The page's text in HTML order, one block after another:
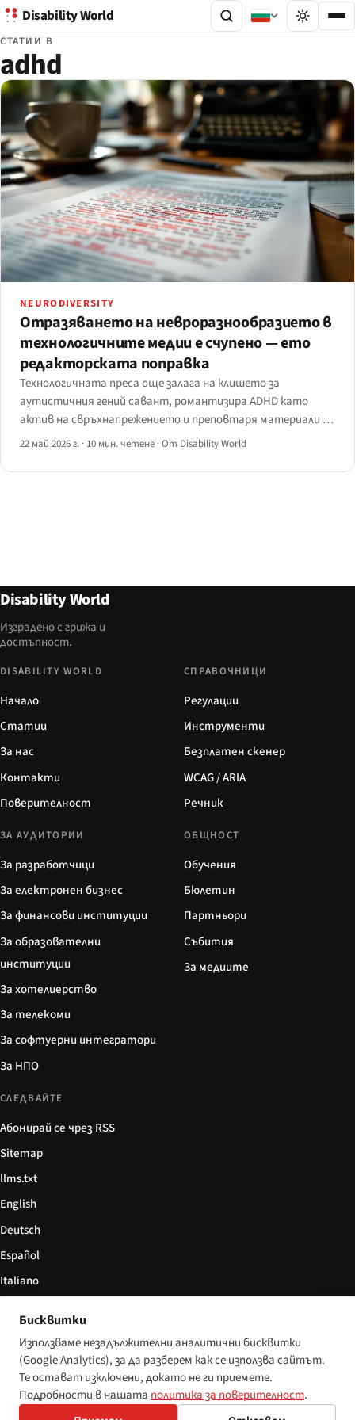
Disability World
СТАТИИ В
adhd
NEURODIVERSITY
Отразяването на невроразнообразието в
технологичните медии е счупено — ето
редакторската поправка
Технологичната преса още залага на клишето за
аутистичния гений савант, романтизира ADHD като
актив на свръхнапрежението и преповтаря материали за
„шрифтове за дислексия“, които изследванията едва ли
Редакторски контролен списък за 2026 г.
22 май 2026 г. · 10 мин. четене ·От Disability World
Disability World
Изградено с грижа и
достъпност.
DISABILITY WORLD
Начало
Статии
За нас
Контакти
Поверителност
СПРАВОЧНИЦИ
Регулации
Инструменти
Безплатен скенер
WCAG / ARIA
Речник
ЗА АУДИТОРИИ
За разработчици
За електронен бизнес
За финансови институции
За образователни
институции
За хотелиерство
За телекоми
За софтуерни интегратори
За НПО
ОБЩНОСТ
Обучения
Бюлетин
Партньори
Събития
За медиите
СЛЕДВАЙТЕ
Абонирай се чрез RSS
Sitemap
llms.txt
English
Deutsch
Español
Italiano
© 2026 Disability World. Всички права запазени. Настройки за бисквитки
Бисквитки
Използваме незадължителни аналитични бисквитки
(Google Analytics), за да разберем как се използва сайтът.
Те остават изключени, докато не ги приемете.
Подробности в нашата политика за поверителност.